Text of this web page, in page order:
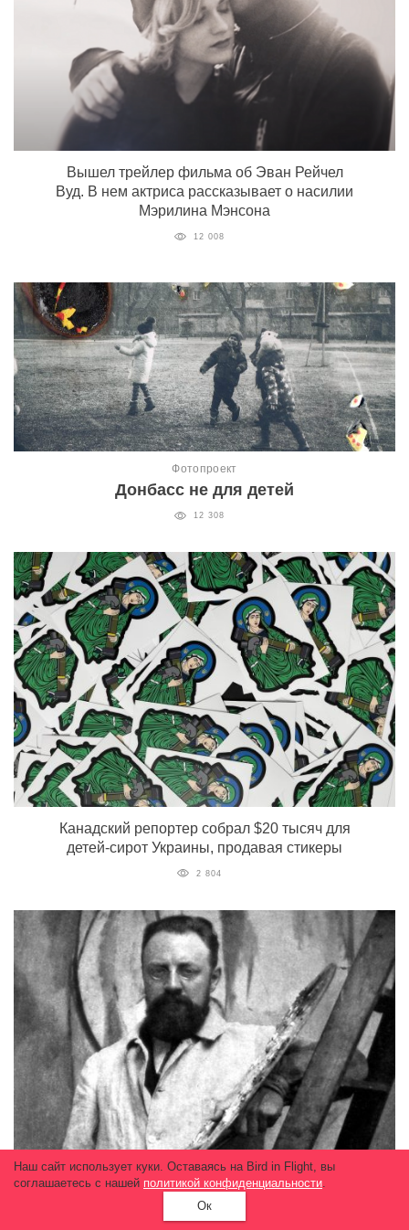
Вышел трейлер фильма об Эван Рейчел
Вуд. В нем актриса рассказывает о насилии
Мэрилина Мэнсона
12 008
Фотопроект
Донбасс не для детей
12 308
Канадский репортер собрал $20 тысяч для
детей-сирот Украины, продавая стикеры
2 804
Во Франции нашли рисунок Матисса под
кучей мусора
Наш сайт использует куки. Оставаясь на Bird in Flight, вы
соглашаетесь с нашей политикой конфиденциальности.
Ок